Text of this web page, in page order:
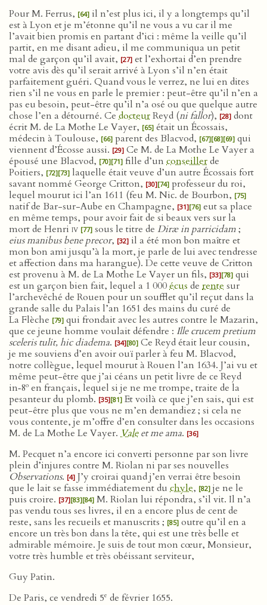
Pour M. Ferrus, [64] il n’est plus ici, il y a longtemps qu’il
est à Lyon et je m’étonne qu’il ne vous a vu car il me
l’avait bien promis en partant d’ici : même la veille qu’il
partit, en me disant adieu, il me communiqua un petit
mal de garçon qu’il avait, [27] et l’exhortai d’en prendre
votre avis dès qu’il serait arrivé à Lyon s’il n’en était
parfaitement guéri. Quand vous le verrez, ne lui en dites
rien s’il ne vous en parle le premier : peut-être qu’il n’en a
pas eu besoin, peut-être qu’il n’a osé ou que quelque autre
chose l’en a détourné. Ce docteurReyd (ni fallor), [28] dont
écrit M. de La Mothe Le Vayer, [65] était un Écossais,
médecin à Toulouse, [66] parent des Blacvod, [67][68][69] qui
viennent d’Écosse aussi. [29] Ce M. de La Mothe Le Vayer a
épousé une Blacvod, [70][71] fille d’un conseillerde
Poitiers, [72][73] laquelle était veuve d’un autre Écossais fort
savant nommé George Critton, [30][74] professeur du roi,
lequel mourut ici l’an 1611 (feu M. Nic. de Bourbon, [75]
natif de Bar-sur-Aube en Champagne, [31][76] eut sa place
en même temps, pour avoir fait de si beaux vers sur la
mort de Henri iv [77] sous le titre de Diræ in parricidam;
eius manibus bene precor, [32] il a été mon bon maître et
mon bon ami jusqu’à la mort, je parle de lui avec tendresse
et affection dans ma harangue). De cette veuve de Critton
est provenu à M. de La Mothe Le Vayer un fils, [33][78] qui
est un garçon bien fait, lequel a 1 000écus de rente sur
l’archevêché de Rouen pour un soufflet qu’il reçut dans la
grande salle du Palais l’an 1651 des mains du curé de
La Flèche [79] qui frondait avec les autres contre le Mazarin,
que ce jeune homme voulait défendre : Ille crucem pretium
sceleris tulit, hic diadema. [34][80] Ce Reyd était leur cousin,
je me souviens d’en avoir ouï parler à feu M. Blacvod,
notre collègue, lequel mourut à Rouen l’an 1634. J’ai vu et
même peut-être que j’ai céans un petit livre de ce Reyd
in‑8o en français, lequel si je ne me trompe, traite de la
pesanteur du plomb. [35][81] Et voilà ce que j’en sais, qui est
peut-être plus que vous ne m’en demandiez ; si cela ne
vous contente, je m’offre d’en consulter dans les occasions
M. de La Mothe Le Vayer. Valeet me ama. [36]
M. Pecquet n’a encore ici converti personne par son livre
plein d’injures contre M. Riolan ni par ses nouvelles
Observations. [4] J’y croirai quand j’en verrai être besoin
que le lait se fasse immédiatement du chyle, [82] je ne le
puis croire. [37][83][84] M. Riolan lui répondra, s’il vit. Il n’a
pas vendu tous ses livres, il en a encore plus de cent de
reste, sans les recueils et manuscrits ; [85] outre qu’il en a
encore un très bon dans la tête, qui est une très belle et
admirable mémoire. Je suis de tout mon cœur, Monsieur,
votre très humble et très obéissant serviteur,
Guy Patin.
De Paris, ce vendredi 5e de février 1655.